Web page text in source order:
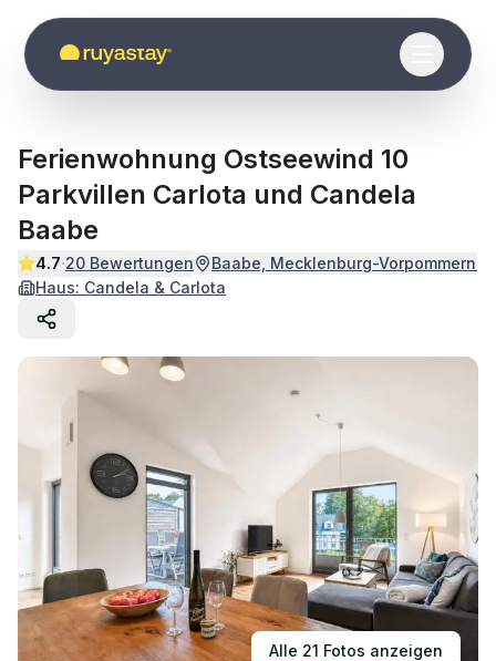
Zum Hauptinhalt springen
Ferienwohnung Ostseewind 10
Parkvillen Carlota und Candela
Baabe
4.7·20 Bewertungen
Baabe, Mecklenburg-Vorpommern
Haus: Candela & Carlota
Alle 21 Fotos anzeigen